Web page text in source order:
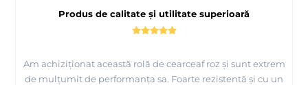
Produs de calitate și utilitate superioară
Am achiziționat această rolă de cearceaf roz și sunt extrem
de mulțumit de performanța sa. Foarte rezistentă și cu un